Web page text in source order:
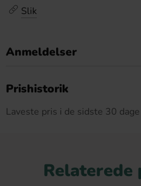
Slik
Anmeldelser
Prishistorik
Laveste pris i de sidste 30